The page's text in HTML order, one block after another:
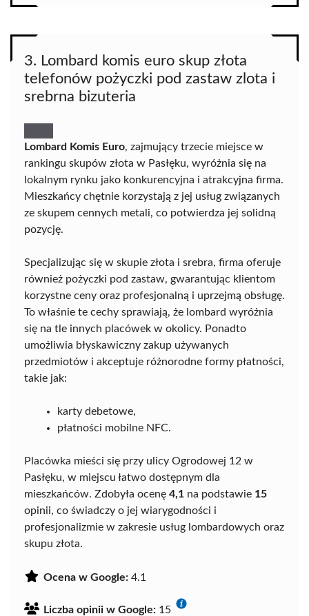
3. Lombard komis euro skup złota
telefonów pożyczki pod zastaw zlota i
srebrna bizuteria
Lombard Komis Euro, zajmujący trzecie miejsce w
rankingu skupów złota w Pasłęku, wyróżnia się na
lokalnym rynku jako konkurencyjna i atrakcyjna firma.
Mieszkańcy chętnie korzystają z jej usług związanych
ze skupem cennych metali, co potwierdza jej solidną
pozycję.
Specjalizując się w skupie złota i srebra, firma oferuje
również pożyczki pod zastaw, gwarantując klientom
korzystne ceny oraz profesjonalną i uprzejmą obsługę.
To właśnie te cechy sprawiają, że lombard wyróżnia
się na tle innych placówek w okolicy. Ponadto
umożliwia błyskawiczny zakup używanych
przedmiotów i akceptuje różnorodne formy płatności,
takie jak:
karty debetowe,
płatności mobilne NFC.
Placówka mieści się przy ulicy Ogrodowej 12 w
Pasłęku, w miejscu łatwo dostępnym dla
mieszkańców. Zdobyła ocenę 4,1 na podstawie 15
opinii, co świadczy o jej wiarygodności i
profesjonalizmie w zakresie usług lombardowych oraz
skupu złota.
Ocena w Google: 4.1
Liczba opinii w Google: 15